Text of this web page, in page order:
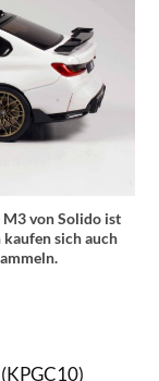
von Solido ist
sich auch